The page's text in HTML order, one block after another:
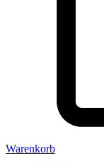
Warenkorb